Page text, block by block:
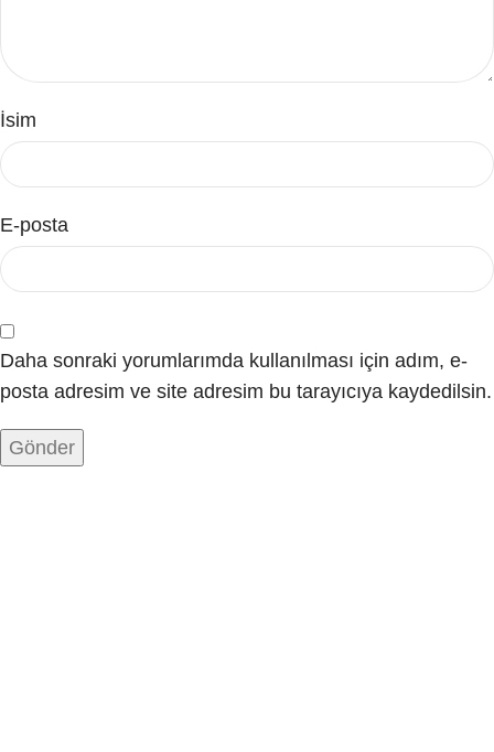
İsim
E-posta
Daha sonraki yorumlarımda kullanılması için adım, e-
posta adresim ve site adresim bu tarayıcıya kaydedilsin.